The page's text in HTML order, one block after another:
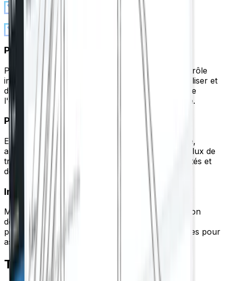
Excellents défauts prêts à l'emploi
Panel Gutenberg dédié
Profondément intégré à Gutenberg pour un contrôle
intuitif. La barre latérale vous permet de prévisualiser et
d'ajuster les paramètres de référencement lors de
l'écriture pour un flux de travail WYSIWYG fluide.
Prise en charge de l'éditeur classique
Entièrement compatible avec l'interface classique,
aucun réapprentissage requis. Conservez votre flux de
travail familier tout en bénéficiant de fonctionnalités et
de recommandations modernes.
Importer à partir des anciens plugins SEO
Migrez en toute confiance. Nos outils d'importation
détectent et transfèrent les métadonnées et les
paramètres historiques des plugins SEO populaires pour
assurer la sécurité de votre classement.
Tarification simple et abordable